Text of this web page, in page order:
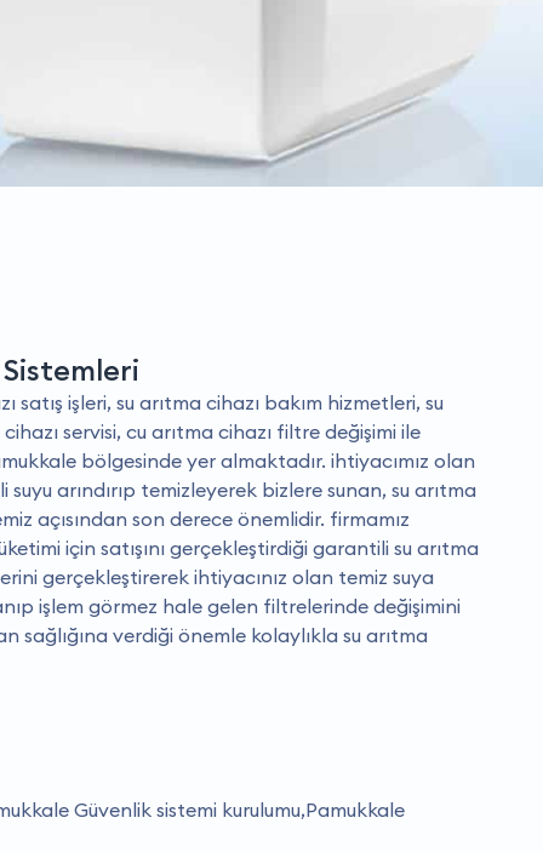
satış işleri, su arıtma cihazı bakım hizmetleri, su
servisi, cu arıtma cihazı filtre değişimi ile
bölgesinde yer almaktadır. i̇htiyacımız olan
arındırıp temizleyerek bizlere sunan, su arıtma
açısından son derece önemlidir. firmamız
için satışını gerçekleştirdiği garantili su arıtma
gerçekleştirerek ihtiyacınız olan temiz suya
işlem görmez hale gelen filtrelerinde değişimini
sağlığına verdiği önemle kolaylıkla su arıtma
Güvenlik sistemi kurulumu,Pamukkale